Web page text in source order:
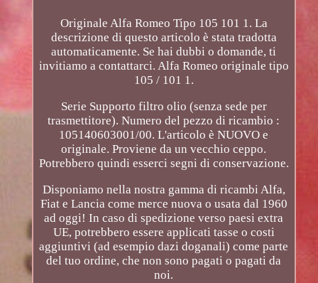
Originale Alfa Romeo Tipo 105 101 1. La
descrizione di questo articolo è stata tradotta
automaticamente. Se hai dubbi o domande, ti
invitiamo a contattarci. Alfa Romeo originale tipo
105 / 101 1.
Serie Supporto filtro olio (senza sede per
trasmettitore). Numero del pezzo di ricambio :
105140603001/00. L'articolo è NUOVO e
originale. Proviene da un vecchio ceppo.
Potrebbero quindi esserci segni di conservazione.
Disponiamo nella nostra gamma di ricambi Alfa,
Fiat e Lancia come merce nuova o usata dal 1960
ad oggi! In caso di spedizione verso paesi extra
UE, potrebbero essere applicati tasse o costi
aggiuntivi (ad esempio dazi doganali) come parte
del tuo ordine, che non sono pagati o pagati da
noi.